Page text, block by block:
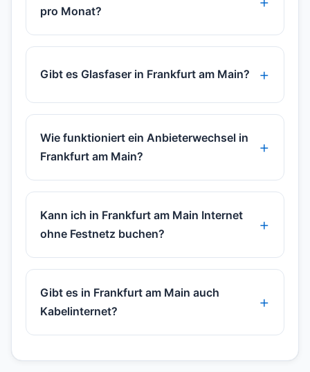
pro Monat?
Gibt es Glasfaser in Frankfurt am Main?
Wie funktioniert ein Anbieterwechsel in
Frankfurt am Main?
Kann ich in Frankfurt am Main Internet
ohne Festnetz buchen?
Gibt es in Frankfurt am Main auch
Kabelinternet?